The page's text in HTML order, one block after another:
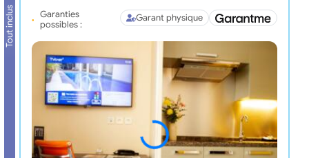
Tout inclus
Garanties
possibles :
Garant physique